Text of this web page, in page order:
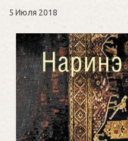
5 Июля 2018